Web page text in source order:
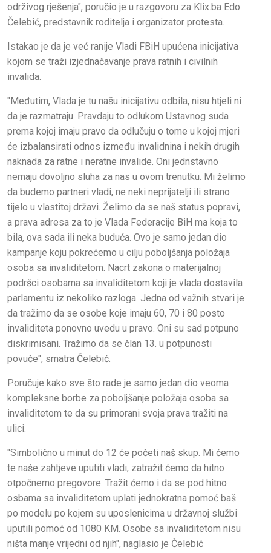
održivog rješenja", poručio je u razgovoru za Klix.ba Edo
Čelebić, predstavnik roditelja i organizator protesta.
Istakao je da je već ranije Vladi FBiH upućena inicijativa
kojom se traži izjednačavanje prava ratnih i civilnih
invalida.
"Međutim, Vlada je tu našu inicijativu odbila, nisu htjeli ni
da je razmatraju. Pravdaju to odlukom Ustavnog suda
prema kojoj imaju pravo da odlučuju o tome u kojoj mjeri
će izbalansirati odnos između invalidnina i nekih drugih
naknada za ratne i neratne invalide. Oni jednstavno
nemaju dovoljno sluha za nas u ovom trenutku. Mi želimo
da budemo partneri vladi, ne neki neprijatelji ili strano
tijelo u vlastitoj državi. Želimo da se naš status popravi,
a prava adresa za to je Vlada Federacije BiH ma koja to
bila, ova sada ili neka buduća. Ovo je samo jedan dio
kampanje koju pokrećemo u cilju poboljšanja položaja
osoba sa invaliditetom. Nacrt zakona o materijalnoj
podršci osobama sa invaliditetom koji je vlada dostavila
parlamentu iz nekoliko razloga. Jedna od važnih stvari je
da tražimo da se osobe koje imaju 60, 70 i 80 posto
invaliditeta ponovno uvedu u pravo. Oni su sad potpuno
diskrimisani. Tražimo da se član 13. u potpunosti
povuče", smatra Čelebić.
Poručuje kako sve što rade je samo jedan dio veoma
kompleksne borbe za poboljšanje položaja osoba sa
invaliditetom te da su primorani svoja prava tražiti na
ulici.
"Simbolično u minut do 12 će početi naš skup. Mi ćemo
te naše zahtjeve uputiti vladi, zatražit ćemo da hitno
otpočnemo pregovore. Tražit ćemo i da se pod hitno
osbama sa invaliditetom uplati jednokratna pomoć baš
po modelu po kojem su uposlenicima u državnoj službi
uputili pomoć od 1080 KM. Osobe sa invaliditetom nisu
ništa manje vrijedni od njih", naglasio je Čelebić